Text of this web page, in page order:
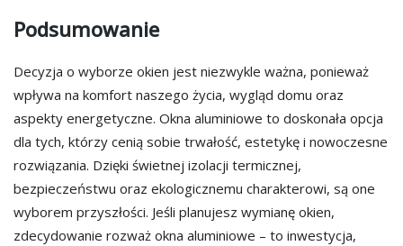
Podsumowanie
Decyzja o wyborze okien jest niezwykle ważna, ponieważ
wpływa na komfort naszego życia, wygląd domu oraz
aspekty energetyczne. Okna aluminiowe to doskonała opcja
dla tych, którzy cenią sobie trwałość, estetykę i nowoczesne
rozwiązania. Dzięki świetnej izolacji termicznej,
bezpieczeństwu oraz ekologicznemu charakterowi, są one
wyborem przyszłości. Jeśli planujesz wymianę okien,
zdecydowanie rozważ okna aluminiowe – to inwestycja,